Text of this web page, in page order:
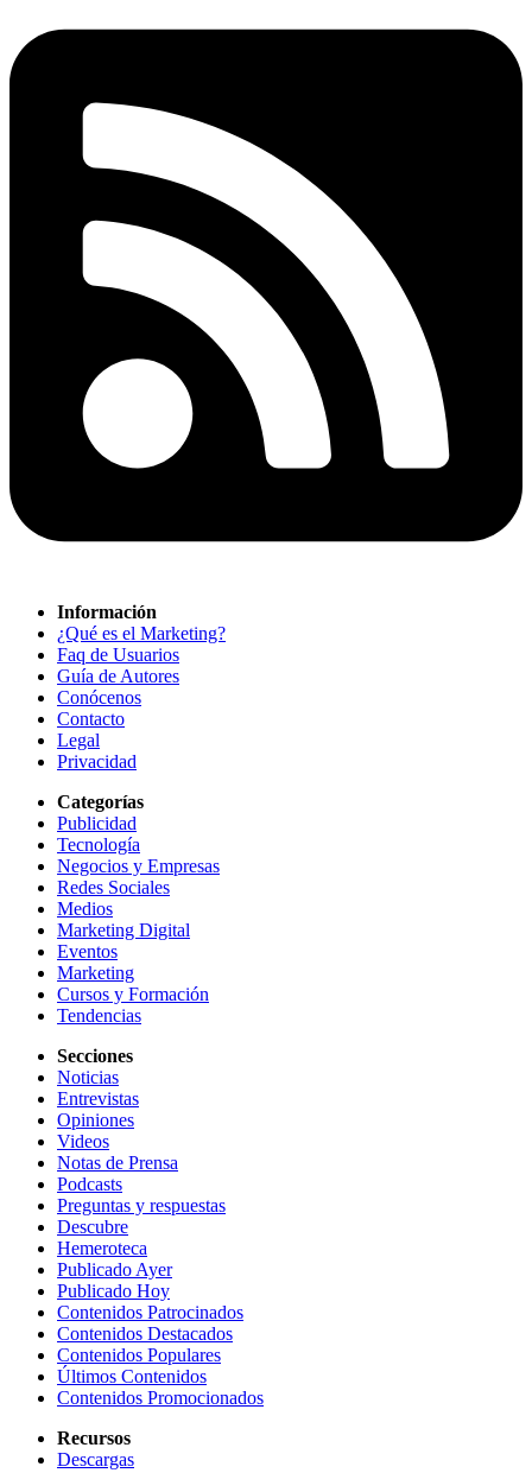
Información
¿Qué es el Marketing?
Faq de Usuarios
Guía de Autores
Conócenos
Contacto
Legal
Privacidad
Categorías
Publicidad
Tecnología
Negocios y Empresas
Redes Sociales
Medios
Marketing Digital
Eventos
Marketing
Cursos y Formación
Tendencias
Secciones
Noticias
Entrevistas
Opiniones
Videos
Notas de Prensa
Podcasts
Preguntas y respuestas
Descubre
Hemeroteca
Publicado Ayer
Publicado Hoy
Contenidos Patrocinados
Contenidos Destacados
Contenidos Populares
Últimos Contenidos
Contenidos Promocionados
Recursos
Descargas